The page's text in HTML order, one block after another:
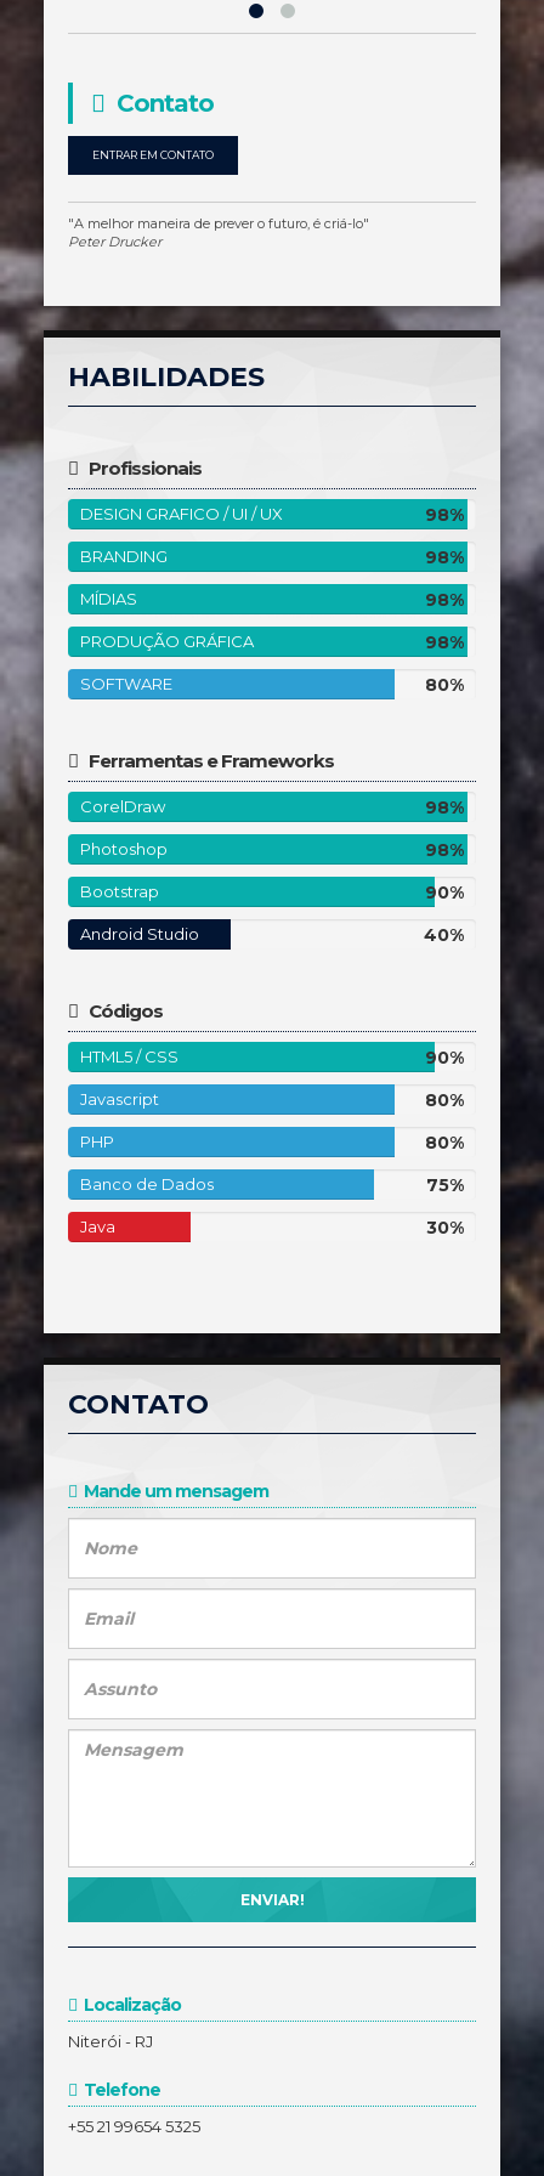
Contato
ENTRAR EM CONTATO
"A melhor maneira de prever o futuro, é criá-lo"
Peter Drucker
HABILIDADES
Profissionais
98%
Completo
DESIGN GRAFICO / UI / UX 98%
Completo
BRANDING 98%
Completo
MÍDIAS 98%
Completo
PRODUÇÃO GRÁFICA 98%
Completo
SOFTWARE 80%
Ferramentas e Frameworks
Complete
CorelDraw 98%
Complete
Photoshop 98%
Complete
Bootstrap 90%
40%
Complete
Android Studio 40%
Códigos
Complete
HTML5 / CSS 90%
Complete
Javascript 80%
Complete
PHP 80%
Complete
Banco de Dados 75%
Complete
Java 30%
CONTATO
Mande um mensagem
Localização
Niterói - RJ
Telefone
+55 21 99654 5325